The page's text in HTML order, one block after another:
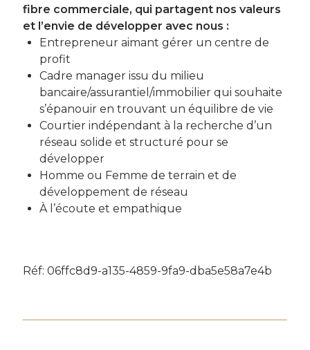
fibre commerciale, qui partagent nos valeurs
et l’envie de développer avec nous :
Entrepreneur aimant gérer un centre de
profit
Cadre manager issu du milieu
bancaire/assurantiel/immobilier qui souhaite
s’épanouir en trouvant un équilibre de vie
Courtier indépendant à la recherche d’un
réseau solide et structuré pour se
développer
Homme ou Femme de terrain et de
développement de réseau
À l’écoute et empathique
Réf: 06ffc8d9-a135-4859-9fa9-dba5e58a7e4b